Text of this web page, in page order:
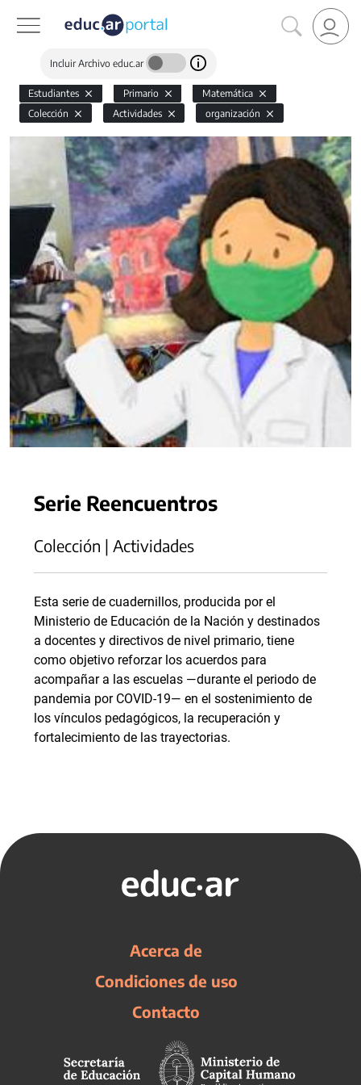
Incluir Archivo educ.ar
Estudiantes Primario
Matemática
Colección
Actividades organización
Serie Reencuentros
Colección | Actividades
Esta serie de cuadernillos, producida por el
Ministerio de Educación de la Nación y destinados
a docentes y directivos de nivel primario, tiene
como objetivo reforzar los acuerdos para
acompañar a las escuelas —durante el periodo de
pandemia por COVID-19— en el sostenimiento de
los vínculos pedagógicos, la recuperación y
fortalecimiento de las trayectorias.
Acerca de
Condiciones de uso
Contacto